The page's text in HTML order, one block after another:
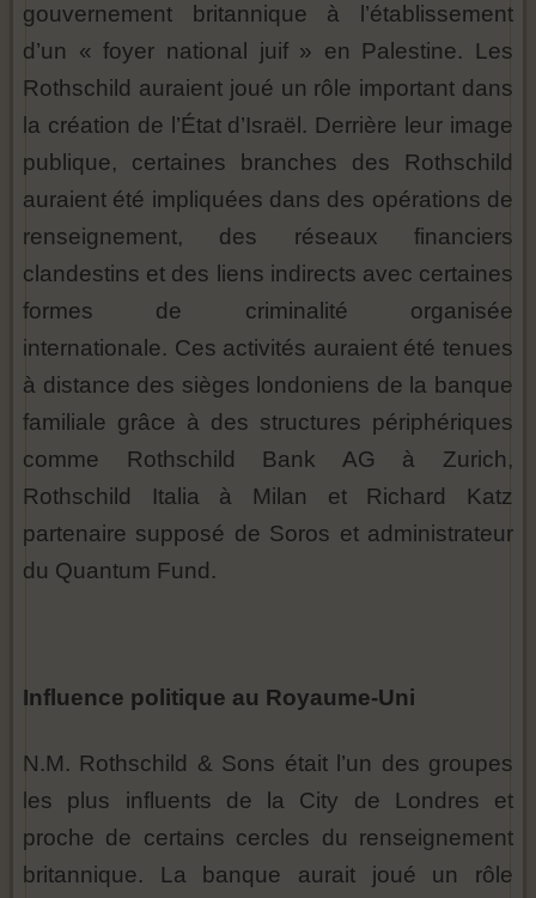
gouvernement britannique à l’établissement
d’un « foyer national juif » en Palestine. Les
Rothschild auraient joué un rôle important dans
la création de l’État d’Israël. Derrière leur image
publique, certaines branches des Rothschild
auraient été impliquées dans des opérations de
renseignement, des réseaux financiers
clandestins et des liens indirects avec certaines
formes de criminalité organisée
internationale. Ces activités auraient été tenues
à distance des sièges londoniens de la banque
familiale grâce à des structures périphériques
comme Rothschild Bank AG à Zurich,
Rothschild Italia à Milan et Richard Katz
partenaire supposé de Soros et administrateur
du Quantum Fund.
Influence politique au Royaume-Uni
N.M. Rothschild & Sons était l’un des groupes
les plus influents de la City de Londres et
proche de certains cercles du renseignement
britannique. La banque aurait joué un rôle